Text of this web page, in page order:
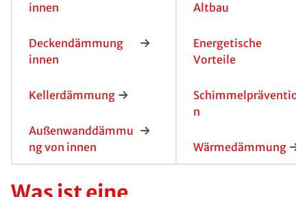
innen
Deckendämmung
innen
Kellerdämmung
Außenwanddämmu
ng von innen
Altbau
Energetische
Vorteile
Schimmelpräventio
n
Wärmedämmung